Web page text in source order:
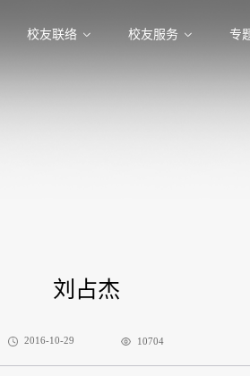
校友联络 校友服务 专
刘占杰
2016-10-29 10704